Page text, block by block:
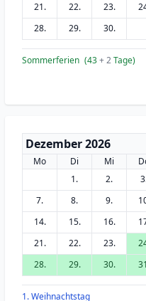
21.
22. 23.
28.
29. 30.
Sommerferien (43+ 2Tage)
Dezember 2026
Mo Di Mi
1.
2.
7.
8. 9.
14.
15. 16.
21.
22. 23.
28.
29. 30.
1. Weihnachtstag